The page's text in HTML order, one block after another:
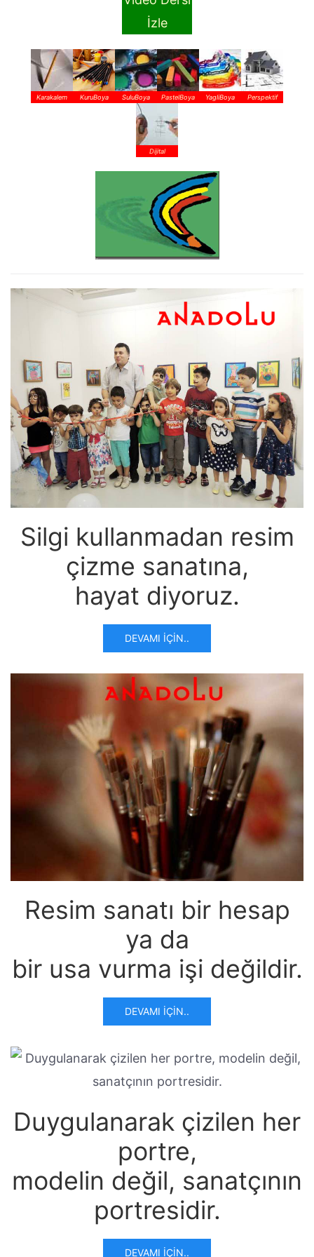
İzle
Karakalem KuruBoya SuluBoya PastelBoya YagliBoya Perspektif
Dijital
Silgi kullanmadan resim
çizme sanatına,
hayat diyoruz.
DEVAMI İÇIN..
Resim sanatı bir hesap
ya da
bir usa vurma işi değildir.
DEVAMI İÇIN..
Duygulanarak çizilen her
portre,
modelin değil, sanatçının
portresidir.
DEVAMI İÇIN..